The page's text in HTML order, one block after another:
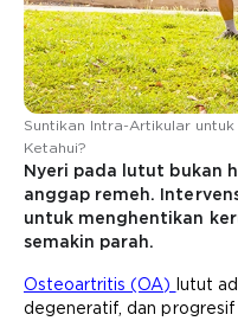
Suntikan Intra-Artikular
Ketahui?
Nyeri pada lutut bukan
anggap remeh.
untuk menghentikan
semakin parah.
Osteoartritis (OA) lutut
degeneratif, dan